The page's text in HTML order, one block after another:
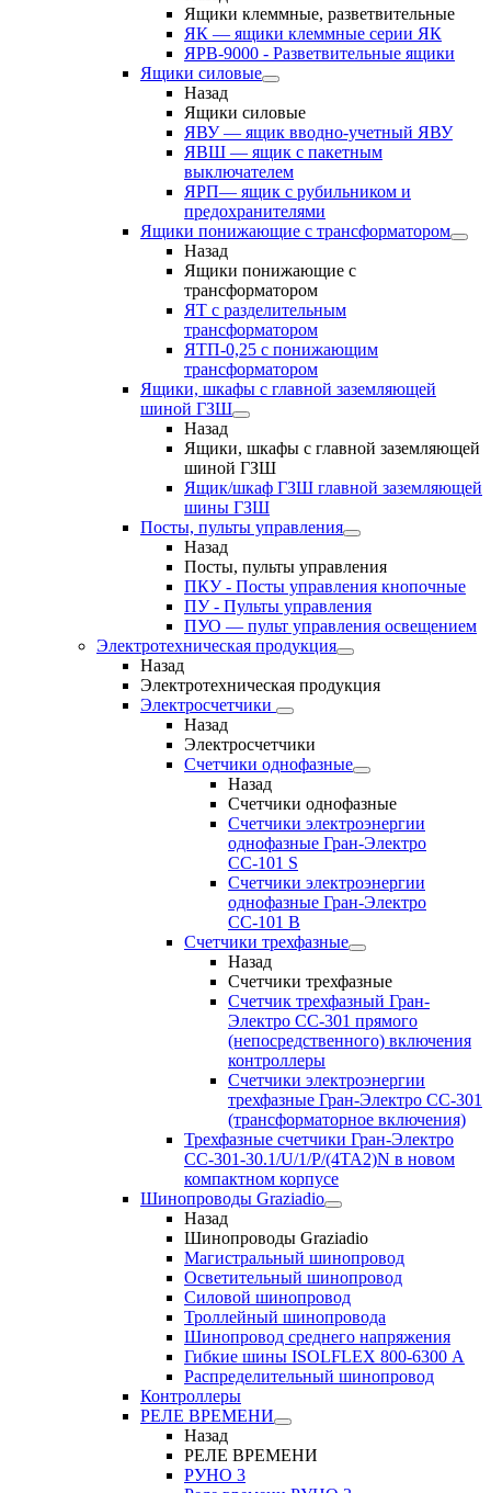
Ящики клеммные, разветвительные
ЯК — ящики клеммные серии ЯК
ЯРВ-9000 - Разветвительные ящики
Ящики силовые
Назад
Ящики силовые
ЯВУ — ящик вводно-учетный ЯВУ
ЯВШ — ящик с пакетным
выключателем
ЯРП— ящик с рубильником и
предохранителями
Ящики понижающие с трансформатором
Назад
Ящики понижающие с
трансформатором
ЯТ с разделительным
трансформатором
ЯТП-0,25 с понижающим
трансформатором
Ящики, шкафы с главной заземляющей
шиной ГЗШ
Назад
Ящики, шкафы с главной заземляющей
шиной ГЗШ
Ящик/шкаф ГЗШ главной заземляющей
шины ГЗШ
Посты, пульты управления
Назад
Посты, пульты управления
ПКУ - Посты управления кнопочные
ПУ - Пульты управления
ПУО — пульт управления освещением
Электротехническая продукция
Назад
Электротехническая продукция
Электросчетчики
Назад
Электросчетчики
Счетчики однофазные
Назад
Счетчики однофазные
Счетчики электроэнергии
однофазные Гран-Электро
СС-101 S
Счетчики электроэнергии
однофазные Гран-Электро
СС-101 B
Счетчики трехфазные
Назад
Счетчики трехфазные
Счетчик трехфазный Гран-
Электро CC-301 прямого
(непосредственного) включения
контроллеры
Счетчики электроэнергии
трехфазные Гран-Электро CC-301
(трансформаторное включения)
Трехфазные счетчики Гран-Электро
СС-301-30.1/U/1/P/(4TA2)N в новом
компактном корпусе
Шинопроводы Graziadio
Назад
Шинопроводы Graziadio
Магистральный шинопровод
Осветительный шинопровод
Силовой шинопровод
Троллейный шинопровода
Шинопровод среднего напряжения
Гибкие шины ISOLFLEX 800-6300 А
Распределительный шинопровод
Контроллеры
РЕЛЕ ВРЕМЕНИ
Назад
РЕЛЕ ВРЕМЕНИ
РУНО 3